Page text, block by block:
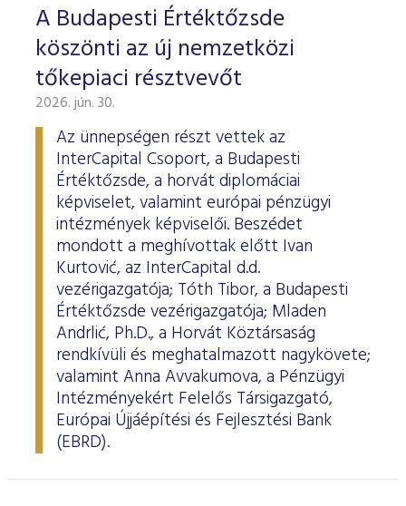
A Budapesti Értéktőzsde
köszönti az új nemzetközi
tőkepiaci résztvevőt
2026. jún. 30.
Az ünnepségen részt vettek az
InterCapital Csoport, a Budapesti
Értéktőzsde, a horvát diplomáciai
képviselet, valamint európai pénzügyi
intézmények képviselői. Beszédet
mondott a meghívottak előtt Ivan
Kurtović, az InterCapital d.d.
vezérigazgatója; Tóth Tibor, a Budapesti
Értéktőzsde vezérigazgatója; Mladen
Andrlić, Ph.D., a Horvát Köztársaság
rendkívüli és meghatalmazott nagykövete;
valamint Anna Avvakumova, a Pénzügyi
Intézményekért Felelős Társigazgató,
Európai Újjáépítési és Fejlesztési Bank
(EBRD).